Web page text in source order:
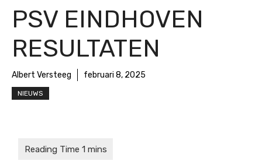
PSV EINDHOVEN
RESULTATEN
Albert Versteeg februari 8, 2025
NIEUWS